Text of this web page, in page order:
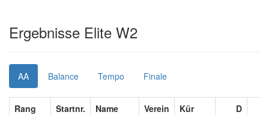
Ergebnisse Elite W2
AA Balance Tempo Finale
Rang Startnr. Name Verein Kür D